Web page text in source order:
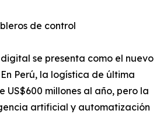
de control
se presenta como el nuevo
Perú, la logística de última
US$600 millones al año, pero la
artificial y automatización